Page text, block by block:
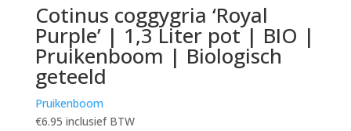
Cotinus coggygria ‘Royal
Purple’ | 1,3 Liter pot | BIO |
Pruikenboom | Biologisch
geteeld
Pruikenboom
€6.95 inclusief BTW